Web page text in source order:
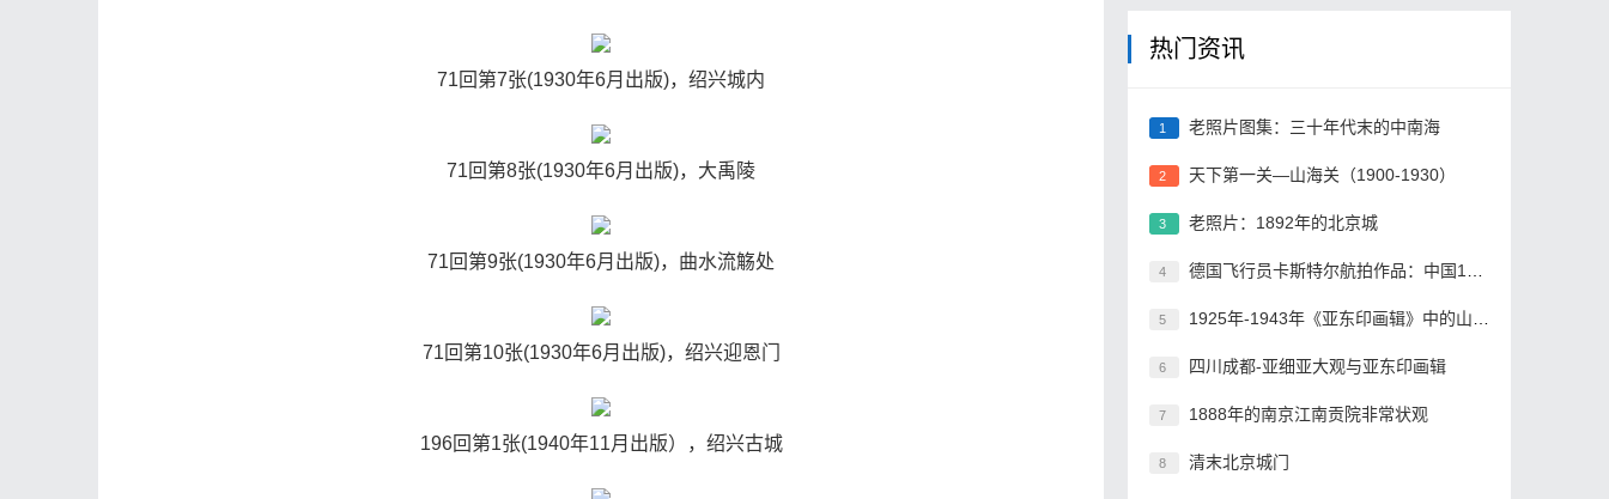
71回第7张(1930年6月出版)，绍兴城内
71回第8张(1930年6月出版)，大禹陵
71回第9张(1930年6月出版)，曲水流觞处
71回第10张(1930年6月出版)，绍兴迎恩门
196回第1张(1940年11月出版），绍兴古城
热门资讯
1 老照片图集：三十年代末的中南海
2 天下第一关—山海关（1900-1930）
3 老照片：1892年的北京城
4 德国飞行员卡斯特尔航拍作品：中国1930年
5 1925年-1943年《亚东印画辑》中的山海关
6 四川成都-亚细亚大观与亚东印画辑
7 1888年的南京江南贡院非常状观
8 清末北京城门